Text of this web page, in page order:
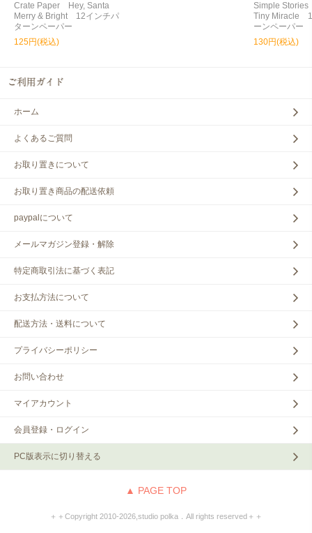
Crate Paper Hey, Santa
Merry & Bright 12インチパ
ターンペーパー
125円(税込)
Simple
Tiny Miracle
ーンペーパー
130円(税込)
ホーム
よくあるご質問
お取り置きについて
お取り置き商品の配送依頼
paypalについて
メールマガジン登録・解除
特定商取引法に基づく表記
お支払方法について
配送方法・送料について
プライバシーポリシー
お問い合わせ
マイアカウント
会員登録・ログイン
PC版表示に切り替える
▲ PAGE TOP
＋＋Copyright 2010‐2026,studio polka．All rights reserved＋＋